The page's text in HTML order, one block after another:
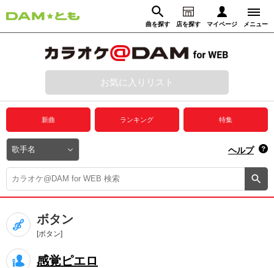
曲を探す 店を探す マイページ メニュー
動画からさがす 録音からさがす
ログイン
プレミアムサービス
DAM★とも動画
DAM★とも録音
カラオケ＠DAM
ユーザー検索
キャンペーン
お気に入りリスト
新曲 ランキング 特集
ヘルプ
ボタン
[ボタン]
感覚ピエロ